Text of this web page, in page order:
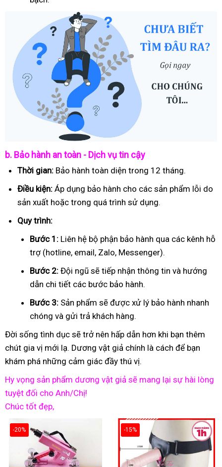
b. Bảo hành an toàn - Dịch vụ tin cậy
Thời gian: Bảo hành toàn diện trong 12 tháng.
Điều kiện: Áp dụng bảo hành cho các sản phẩm lỗi do
sản xuất hoặc trong quá trình sử dụng.
Quy trình:
Bước 1: Liên hệ bộ phận bảo hành qua các kênh hỗ
trợ (hotline, email, Zalo, Messenger).
Bước 2: Đội ngũ sẽ tiếp nhận thông tin và hướng
dẫn chi tiết các bước bảo hành.
Bước 3: Sản phẩm sẽ được xử lý bảo hành nhanh
chóng và gửi trả khách hàng.
Đời sống tình dục sẽ trở nên hấp dẫn hơn khi bạn thêm
chút gia vị mới lạ. Dương vật giả chính là cách để bạn
khám phá những cảm giác đầy thú vị.
Hy vọng sản phẩm dương vật giả sẽ mang lại sự hài lòng
tuyệt đối cho Anh/Chị!
Chúc tốt đẹp,
-20% -15%